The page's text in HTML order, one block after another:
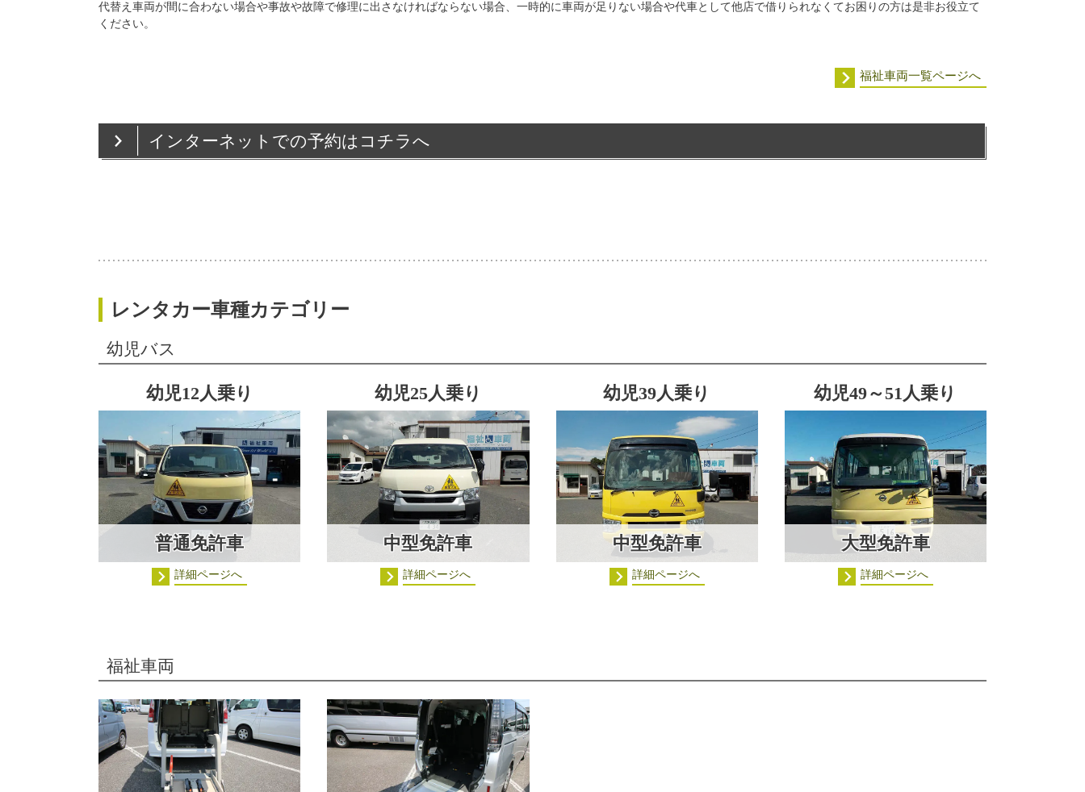
代替え車両が間に合わない場合や事故や故障で修理に出さなければならない場合、一時的に車両が足りない場合や代車として他店で借りられなくてお困りの方は是非お役立て
ください。
福祉車両一覧ページへ
インターネットでの予約はコチラへ
レンタカー車種カテゴリー
幼児バス
幼児12人乗り
普通免許車
詳細ページへ
幼児25人乗り
中型免許車
詳細ページへ
幼児39人乗り
中型免許車
詳細ページへ
幼児49～51人乗り
大型免許車
詳細ページへ
福祉車両